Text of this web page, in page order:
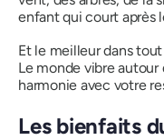
enfant qui court après
Et le meilleur dans
Le monde vibre autour
harmonie avec votre
Les bienfaits